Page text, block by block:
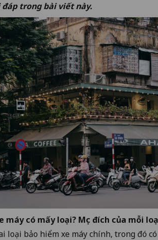
đáp trong bài viết này.
máy có mấy loại? Mục đích của mỗi
loại bảo hiểm xe máy chính, trong đó có